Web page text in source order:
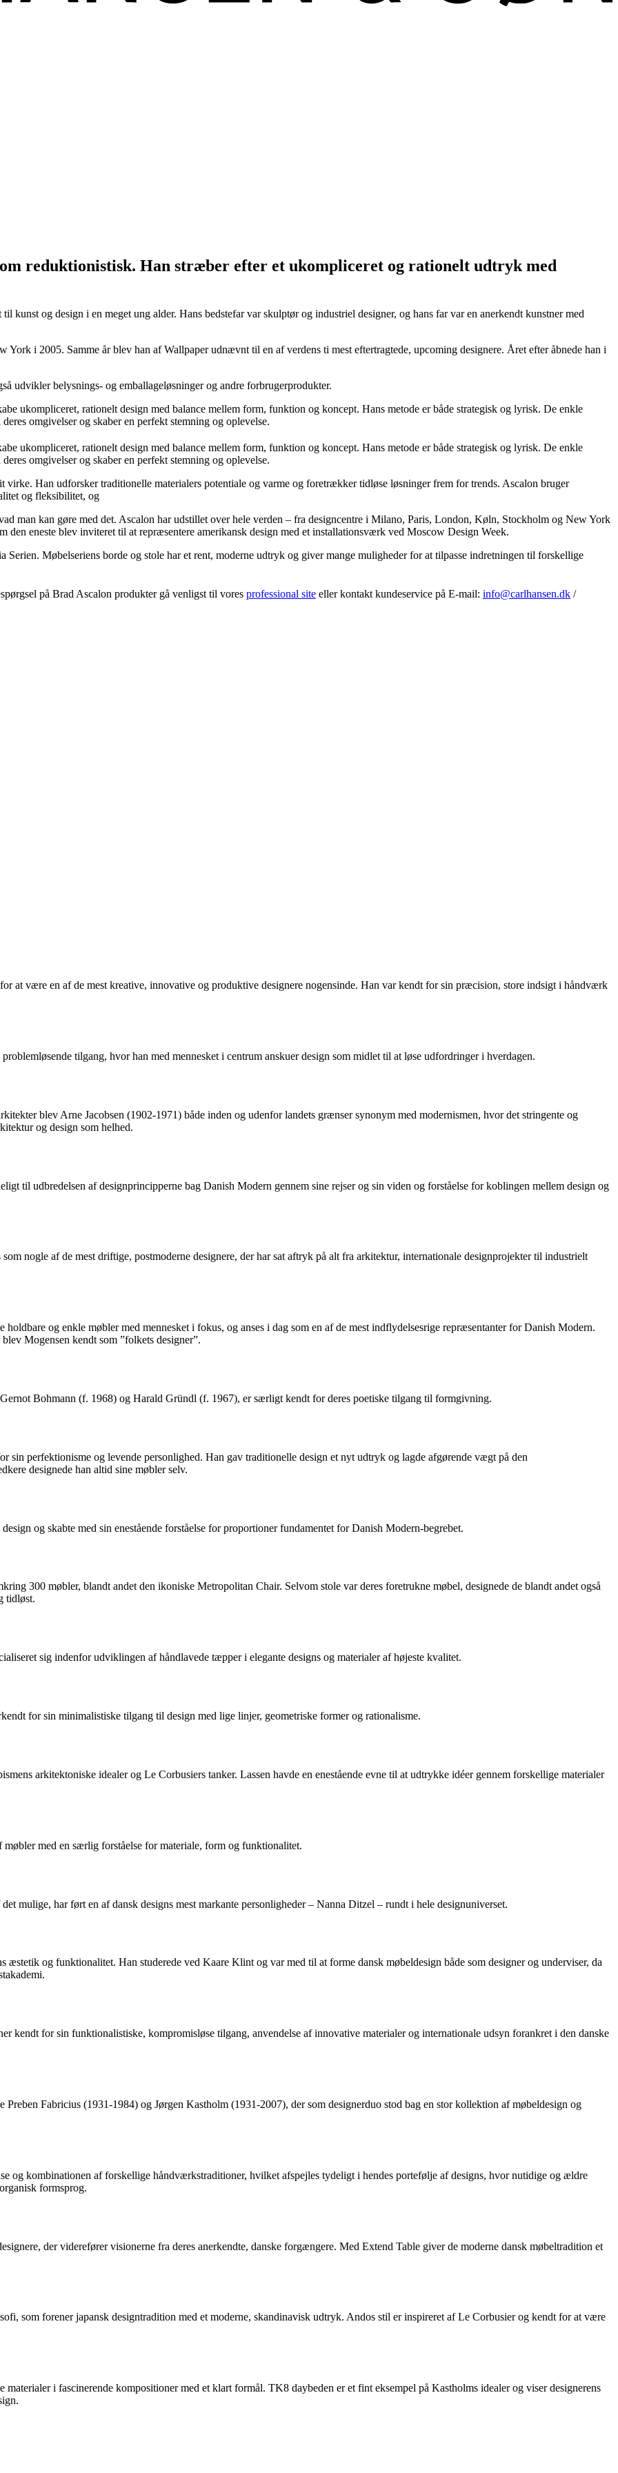
reduktionistisk. Han stræber efter et ukompliceret og rationelt udtryk med
kunst og design i en meget ung alder. Hans bedstefar var skulptør og industriel designer, og hans far var en anerkendt kunstner med
i 2005. Samme år blev han af Wallpaper udnævnt til en af verdens ti mest eftertragtede, upcoming designere. Året efter åbnede han i
udvikler belysnings- og emballageløsninger og andre forbrugerprodukter.
ukompliceret, rationelt design med balance mellem form, funktion og koncept. Hans metode er både strategisk og lyrisk. De enkle
omgivelser og skaber en perfekt stemning og oplevelse.
ukompliceret, rationelt design med balance mellem form, funktion og koncept. Hans metode er både strategisk og lyrisk. De enkle
omgivelser og skaber en perfekt stemning og oplevelse.
Han udforsker traditionelle materialers potentiale og varme og foretrækker tidløse løsninger frem for trends. Ascalon bruger
og fleksibilitet, og
man kan gøre med det. Ascalon har udstillet over hele verden – fra designcentre i Milano, Paris, London, Køln, Stockholm og New York
eneste blev inviteret til at repræsentere amerikansk design med et installationsværk ved Moscow Design Week.
Serien. Møbelseriens borde og stole har et rent, moderne udtryk og giver mange muligheder for at tilpasse indretningen til forskellige
på Brad Ascalon produkter gå venligst til vores professional site eller kontakt kundeservice på E-mail: info@carlhansen.dk /
at være en af de mest kreative, innovative og produktive designere nogensinde. Han var kendt for sin præcision, store indsigt i håndværk
tilgang, hvor han med mennesket i centrum anskuer design som midlet til at løse udfordringer i hverdagen.
blev Arne Jacobsen (1902-1971) både inden og udenfor landets grænser synonym med modernismen, hvor det stringente og
og design som helhed.
til udbredelsen af designprincipperne bag Danish Modern gennem sine rejser og sin viden og forståelse for koblingen mellem design og
nogle af de mest driftige, postmoderne designere, der har sat aftryk på alt fra arkitektur, internationale designprojekter til industrielt
og enkle møbler med mennesket i fokus, og anses i dag som en af de mest indflydelsesrige repræsentanter for Danish Modern.
Mogensen kendt som ”folkets designer”.
Bohmann (f. 1968) og Harald Gründl (f. 1967), er særligt kendt for deres poetiske tilgang til formgivning.
sin perfektionisme og levende personlighed. Han gav traditionelle design et nyt udtryk og lagde afgørende vægt på den
designede han altid sine møbler selv.
og skabte med sin enestående forståelse for proportioner fundamentet for Danish Modern-begrebet.
300 møbler, blandt andet den ikoniske Metropolitan Chair. Selvom stole var deres foretrukne møbel, designede de blandt andet også
tidløst.
sig indenfor udviklingen af håndlavede tæpper i elegante designs og materialer af højeste kvalitet.
for sin minimalistiske tilgang til design med lige linjer, geometriske former og rationalisme.
arkitektoniske idealer og Le Corbusiers tanker. Lassen havde en enestående evne til at udtrykke idéer gennem forskellige materialer
med en særlig forståelse for materiale, form og funktionalitet.
mulige, har ført en af dansk designs mest markante personligheder – Nanna Ditzel – rundt i hele designuniverset.
æstetik og funktionalitet. Han studerede ved Kaare Klint og var med til at forme dansk møbeldesign både som designer og underviser, da
kendt for sin funktionalistiske, kompromisløse tilgang, anvendelse af innovative materialer og internationale udsyn forankret i den danske
Fabricius (1931-1984) og Jørgen Kastholm (1931-2007), der som designerduo stod bag en stor kollektion af møbeldesign og
og kombinationen af forskellige håndværkstraditioner, hvilket afspejles tydeligt i hendes portefølje af designs, hvor nutidige og ældre
formsprog.
der viderefører visionerne fra deres anerkendte, danske forgængere. Med Extend Table giver de moderne dansk møbeltradition et
som forener japansk designtradition med et moderne, skandinavisk udtryk. Andos stil er inspireret af Le Corbusier og kendt for at være
i fascinerende kompositioner med et klart formål. TK8 daybeden er et fint eksempel på Kastholms idealer og viser designerens